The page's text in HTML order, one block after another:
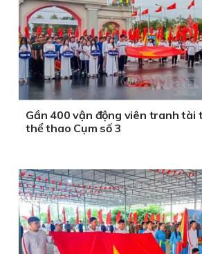
Gần 400 vận động viên tranh tài
thể thao Cụm số 3